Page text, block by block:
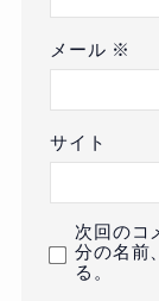
メール ※
サイト
次回のコ
分の名前
る。